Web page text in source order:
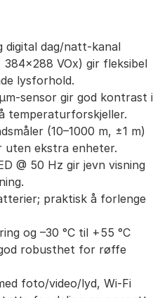
digital dag/natt-kanal
384×288 VOx) gir fleksibel
lysforhold.
sensor gir god kontrast i
temperaturforskjeller.
(10–1000 m, ±1 m)
uten ekstra enheter.
@ 50 Hz gir jevn visning
praktisk å forlenge
og –30 °C til +55 °C
robusthet for røffe
foto/video/lyd, Wi‑Fi